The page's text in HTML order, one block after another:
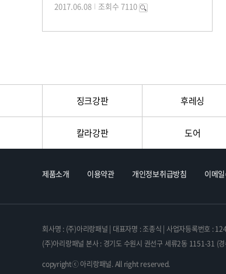
2017.06.08 조회수 7110
징크강판 후레싱
칼라강판 도어
제품소개 이용약관 개인정보취급방침 이메
회사명 : (주)아리랑패널 | 대표자명 : 조종식 | 사업자등록번호
(주)아리랑패널 본사 : 경기도 수원시 권선구 세류2동 1151-31 (
copyrightⓒ 아리랑패널. All right reserved.